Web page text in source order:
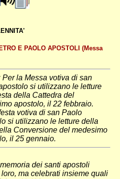
E PAOLO APOSTOLI (Messa
Per la Messa votiva di san
si utilizzano le letture
della Cattedra del
apostolo, il 22 febbraio.
votiva di san Paolo
si utilizzano le letture della
Conversione del medesimo
il 25 gennaio.
dei santi apostoli
ma celebrati insieme quali